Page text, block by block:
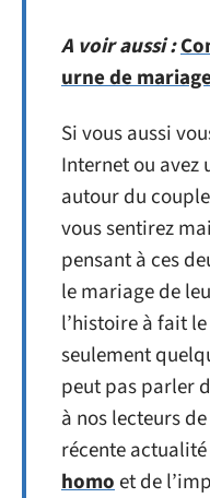
A voir aussi :
urne de
Si vous aussi
Internet ou avez
autour du
vous sentirez
pensant à ces
le mariage de
l’histoire à fait
seulement
peut pas parler
à nos lecteurs
récente
homoet de